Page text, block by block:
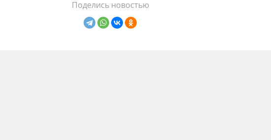
Поделись новостью